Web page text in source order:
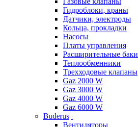
Гидроблоки, краны
Датчики, электроды
Кольца, прокладки
Насосы
Платы управления
Расширительные баки
Теплообменники
Трехходовые клапаны
Gaz 2000 W
Gaz 3000 W
Gaz 4000 W
Gaz 6000 W
Buderus
Вентиляторы